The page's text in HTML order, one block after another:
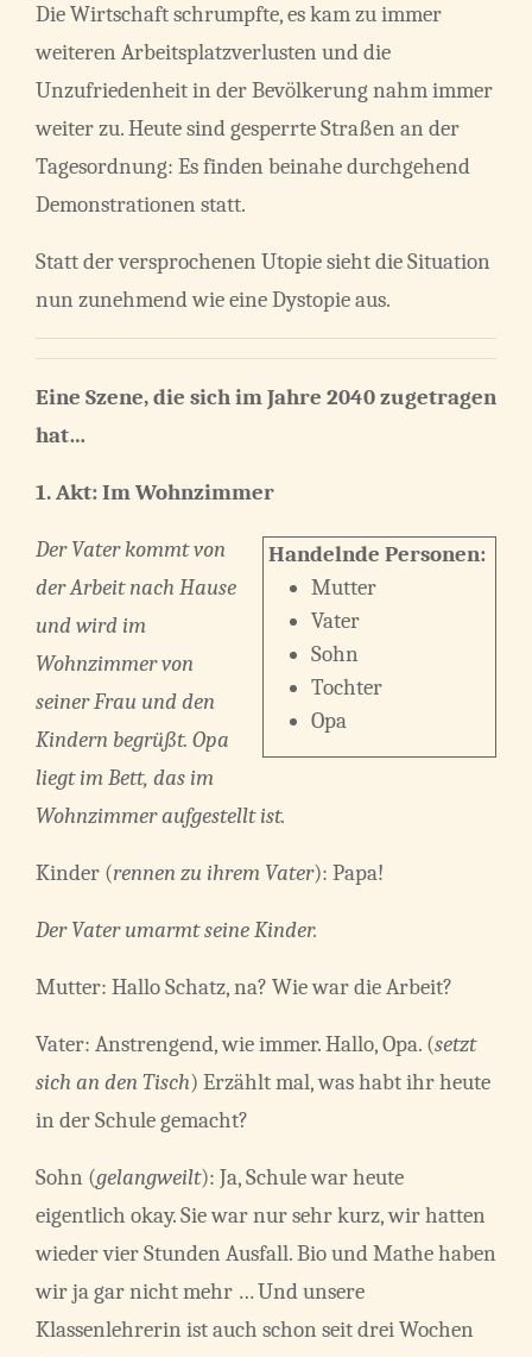
Die Wirtschaft schrumpfte, es kam zu immer
weiteren Arbeitsplatzverlusten und die
Unzufriedenheit in der Bevölkerung nahm immer
weiter zu. Heute sind gesperrte Straßen an der
Tagesordnung: Es finden beinahe durchgehend
Demonstrationen statt.
Statt der versprochenen Utopie sieht die Situation
nun zunehmend wie eine Dystopie aus.
Eine Szene, die sich im Jahre 2040 zugetragen
hat…
1. Akt: Im Wohnzimmer
Handelnde Personen:
Mutter
Vater
Sohn
Tochter
Opa
Der Vater kommt von
der Arbeit nach Hause
und wird im
Wohnzimmer von
seiner Frau und den
Kindern begrüßt. Opa
liegt im Bett, das im
Wohnzimmer aufgestellt ist.
Kinder (rennen zu ihrem Vater): Papa!
Der Vater umarmt seine Kinder.
Mutter: Hallo Schatz, na? Wie war die Arbeit?
Vater: Anstrengend, wie immer. Hallo, Opa. (setzt
sich an den Tisch) Erzählt mal, was habt ihr heute
in der Schule gemacht?
Sohn (gelangweilt): Ja, Schule war heute
eigentlich okay. Sie war nur sehr kurz, wir hatten
wieder vier Stunden Ausfall. Bio und Mathe haben
wir ja gar nicht mehr … Und unsere
Klassenlehrerin ist auch schon seit drei Wochen